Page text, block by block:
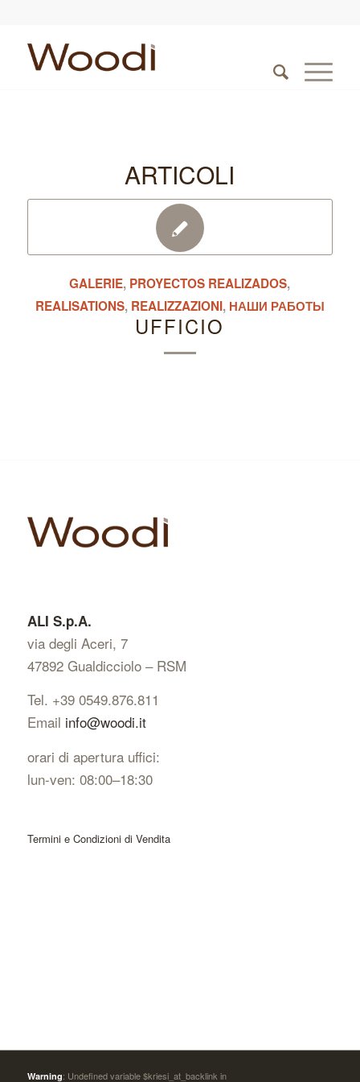
ARTICOLI
GALERIE, PROYECTOS REALIZADOS,
REALISATIONS, REALIZZAZIONI, НАШИ РАБОТЫ
UFFICIO
ALI S.p.A.
via degli Aceri, 7
47892 Gualdicciolo – RSM
Tel. +39 0549.876.811
Email info@woodi.it
orari di apertura uffici:
lun-ven: 08:00–18:30
Termini e Condizioni di Vendita
Warning: Undefined variable $kriesi_at_backlink in